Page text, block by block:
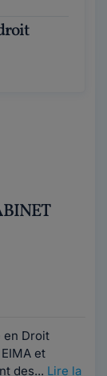
en Droit
et
des... Lire la